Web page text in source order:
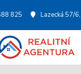
825 Lazecká 57/